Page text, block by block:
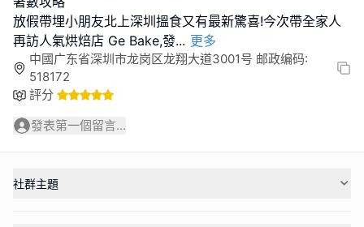
放假帶埋小朋友北上深圳搵食又有最新驚喜!今次帶全家人
再訪人氣烘焙店 Ge Bake,發... 更多
中國广东省深圳市龙岗区龙翔大道3001号 邮政编码:
518172
評分
發表第一個留言...
社群主題